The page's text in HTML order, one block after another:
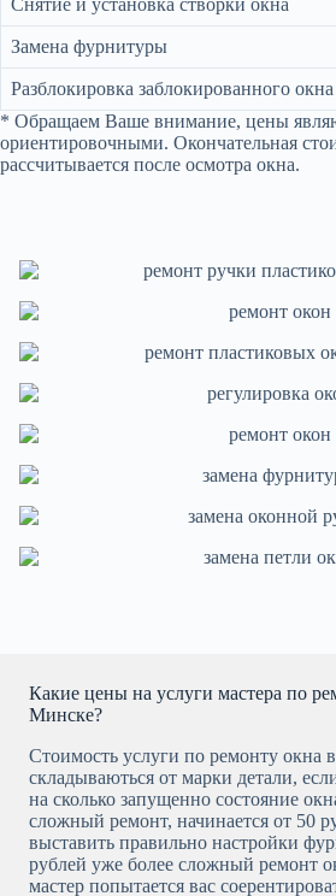
Снятие и установка створки окна
Замена фурнитуры
Разблокировка заблокированного окна
* Обращаем Ваше внимание, цены
ориентировочными. Окончательная
рассчитывается после осмотра окна.
Какие цены на услуги мастера по
Минске?
Стоимость услуги по ремонту окна
складываються от марки детали,
на сколько запущенно состояние
сложный ремонт, начинается от 50
выставить правильно настройки
рублей уже более сложный ремонт
мастер попытается вас